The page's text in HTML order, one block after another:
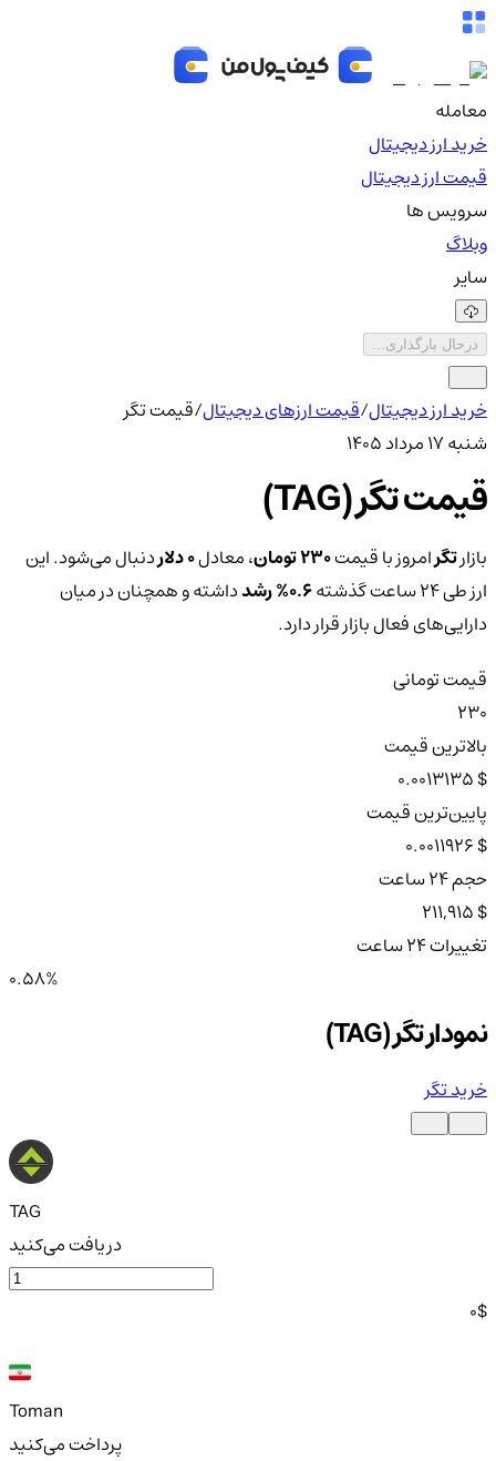
معامله
خرید ارز دیجیتال
قیمت ارز دیجیتال
سرویس ها
وبلاگ
سایر
درحال بارگذاری...
خرید ارز دیجیتال/قیمت ارزهای دیجیتال/قیمت تگر
شنبه ۱۷ مرداد ۱۴۰۵
قیمت تگر (TAG)
بازارتگرامروز با قیمت230 تومان ، معادل0 دلار
دنبال می‌شود. این
ارز طی ۲۴ ساعت گذشته
0.6% رشدداشته و همچنان در میان
دارایی‌های فعال بازار قرار دارد.
قیمت تومانی
230
بالاترین قیمت
$ 0.0013135
پایین‌ترین قیمت
$ 0.0011926
حجم ۲۴ ساعت
$ 211,915
تغییرات ۲۴ ساعت
0.58%
نمودار تگر (TAG)
خرید تگر
TAG
دریافت می‌کنید
0$
Toman
پرداخت می‌کنید